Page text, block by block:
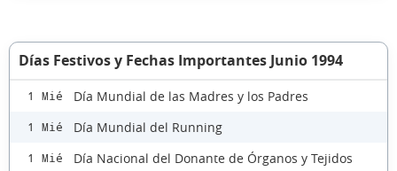
Días Festivos y Fechas Importantes Junio 1994
1 Mié Día Mundial de las Madres y los Padres
1 Mié Día Mundial del Running
1 Mié Día Nacional del Donante de Órganos y Tejidos